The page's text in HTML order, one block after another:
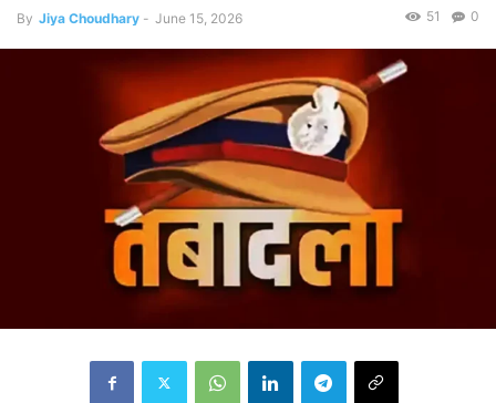
By Jiya Choudhary - June 15, 2026 0
51